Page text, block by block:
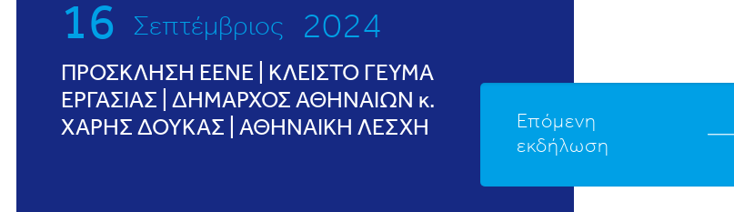
16 Σεπτέμβριος 2024
ΠΡΟΣΚΛΗΣΗ ΕΕΝΕ | ΚΛΕΙΣΤΟ ΓΕΥΜΑ
ΕΡΓΑΣΙΑΣ | ΔΗΜΑΡΧΟΣ ΑΘΗΝΑΙΩΝ κ.
ΧΑΡΗΣ ΔΟΥΚΑΣ | ΑΘΗΝΑΙΚΗ ΛΕΣΧΗ
Επόμενη
εκδήλωση